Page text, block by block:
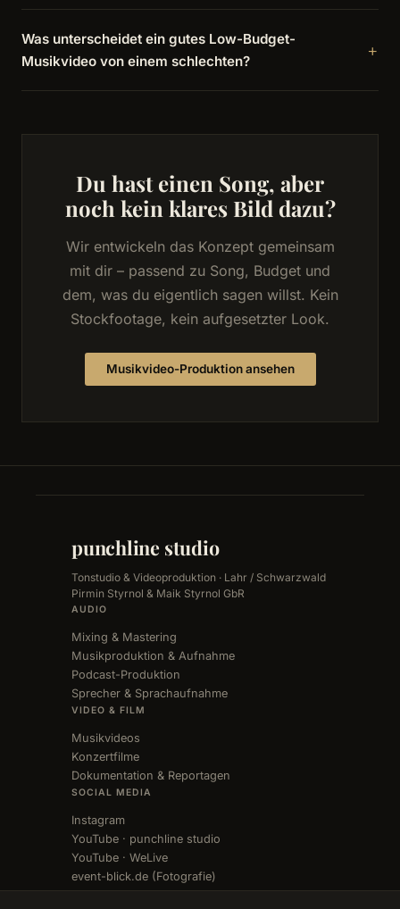
Was unterscheidet ein gutes Low-Budget-
Musikvideo von einem schlechten?
Du hast einen Song, aber
noch kein klares Bild dazu?
Wir entwickeln das Konzept gemeinsam
mit dir – passend zu Song, Budget und
dem, was du eigentlich sagen willst. Kein
Stockfootage, kein aufgesetzter Look.
Musikvideo-Produktion ansehen
punchline studio
Tonstudio & Videoproduktion · Lahr / Schwarzwald
Pirmin Styrnol & Maik Styrnol GbR
AUDIO
Mixing & Mastering
Musikproduktion & Aufnahme
Podcast-Produktion
Sprecher & Sprachaufnahme
VIDEO & FILM
Musikvideos
Konzertfilme
Dokumentation & Reportagen
SOCIAL MEDIA
Instagram
YouTube · punchline studio
YouTube · WeLive
event-blick.de (Fotografie)